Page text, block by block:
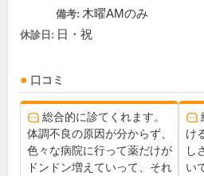
備考: 木曜AMのみ
休診日: 日・祝
口コミ
総合的に診てくれます。
体調不良の原因が分からず、
色々な病院に行って薬だけが
ドンドン増えていって、それ
け
し
い